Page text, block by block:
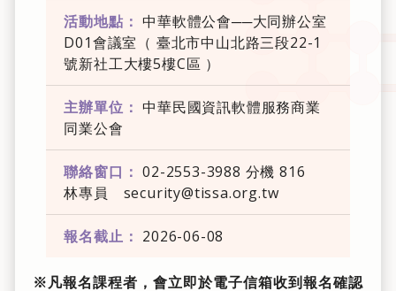
活動地點： 中華軟體公會──大同辦公室
D01會議室（ 臺北市中山北路三段22-1
號新社工大樓5樓C區 ）
主辦單位： 中華民國資訊軟體服務商業
同業公會
聯絡窗口： 02-2553-3988 分機 816
林專員 security@tissa.org.tw
報名截止： 2026-06-08
※凡報名課程者，會立即於電子信箱收到報名確認